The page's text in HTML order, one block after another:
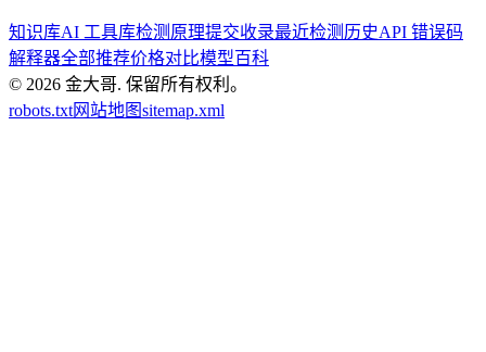
知识库AI 工具库检测原理提交收录最近检测历史API 错误码
解释器全部推荐价格对比模型百科
© 2026 金大哥. 保留所有权利。
robots.txt网站地图sitemap.xml